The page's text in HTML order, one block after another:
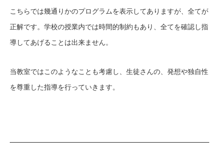
こちらでは幾通りかのプログラムを表示してありますが、全てが
正解です。学校の授業内では時間的制約もあり、全てを確認し指
導してあげることは出来ません。
当教室ではこのようなことも考慮し、生徒さんの、発想や独自性
を尊重した指導を行っていきます。